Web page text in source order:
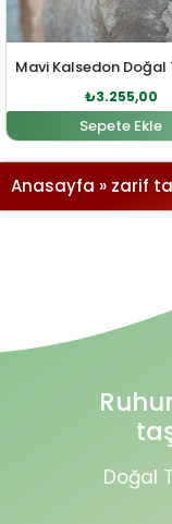
₺3.255,00
Sepete Ekle
Anasayfa » zarif
Doğal